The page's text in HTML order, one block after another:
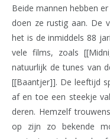
Beide mannen hebben
doen ze rustig aan. De
het is de inmiddels 88
vele films, zoals
natuurlijk de tunes van
[[Baantjer]]. De leeftijd
af en toe een steekje
deren. Hemzelf
op zijn zo bekende